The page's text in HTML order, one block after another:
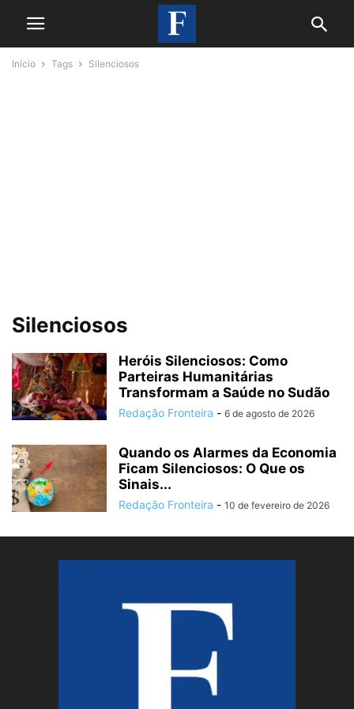
Início Tags Silenciosos
Silenciosos
Heróis Silenciosos: Como
Parteiras Humanitárias
Transformam a Saúde no Sudão
Redação Fronteira - 6 de agosto de 2026
Quando os Alarmes da Economia
Ficam Silenciosos: O Que os
Sinais...
Redação Fronteira - 10 de fevereiro de 2026